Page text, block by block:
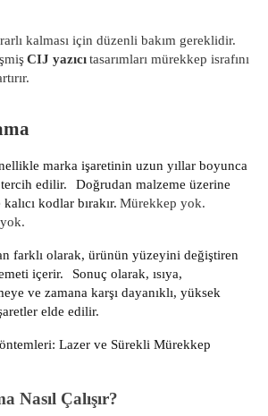
kalması için düzenli bakım gereklidir.
CIJ yazıcıtasarımları mürekkep israfını
marka işaretinin uzun yıllar boyunca
edilir.
Doğrudan malzeme üzerine
kodlar bırakır. Mürekkep yok.
farklı olarak, ürünün yüzeyini değiştiren
içerir.
Sonuç olarak, ısıya,
ve zamana karşı dayanıklı, yüksek
elde edilir.
Nasıl Çalışır?